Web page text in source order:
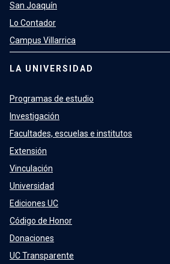
San Joaquín
Lo Contador
Campus Villarrica
LA UNIVERSIDAD
Programas de estudio
Investigación
Facultades, escuelas e institutos
Extensión
Vinculación
Universidad
Ediciones UC
Código de Honor
Donaciones
UC Transparente